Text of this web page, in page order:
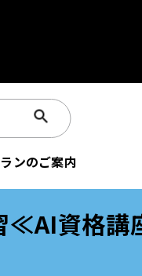
ンのご案内
≪AI資格